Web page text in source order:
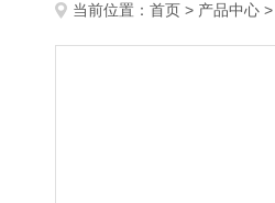
当前位置： 首页 > 产品中心 >